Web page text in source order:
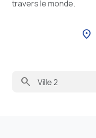
travers le monde.
location_on
search